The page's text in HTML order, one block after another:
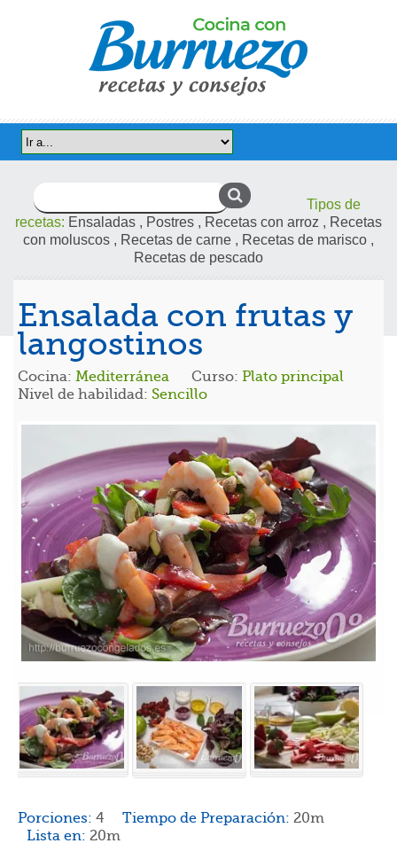
Tipos de
recetas: Ensaladas , Postres , Recetas con arroz , Recetas
con moluscos , Recetas de carne , Recetas de marisco ,
Recetas de pescado
Ensalada con frutas y
langostinos
Cocina: Mediterránea Curso: Plato principal
Nivel de habilidad: Sencillo
Porciones: 4 Tiempo de Preparación: 20m
Lista en: 20m